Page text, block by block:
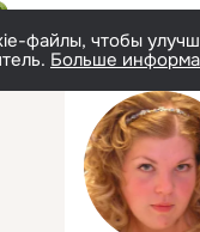
файлы, чтобы
Больше